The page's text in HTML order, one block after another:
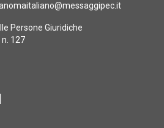
Persone Giuridiche
127